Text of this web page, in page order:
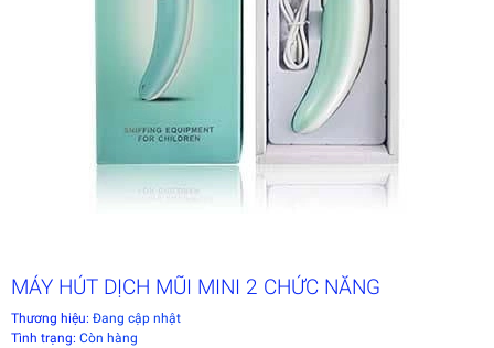
MÁY HÚT DỊCH MŨI MINI 2 CHỨC NĂNG
Thương hiệu: Đang cập nhật
Tình trạng: Còn hàng